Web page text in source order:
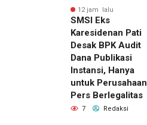
12 jam lalu
SMSI Eks
Karesidenan Pati
Desak BPK Audit
Dana Publikasi
Instansi, Hanya
untuk Perusahaan
Pers Berlegalitas
7 Redaksi